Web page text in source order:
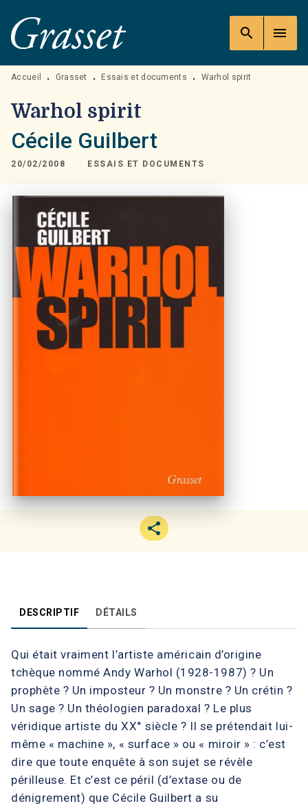
MENU RECHERCHE
PIED DE PAGE
search menu
Accueil • Grasset • Essais et documents • Warhol spirit
Warhol spirit
Cécile Guilbert
20/02/2008 ESSAIS ET DOCUMENTS
DESCRIPTIF DÉTAILS
Qui était vraiment l’artiste américain d’origine
tchèque nommé Andy Warhol (1928-1987) ? Un
prophète ? Un imposteur ? Un monstre ? Un crétin ?
Un sage ? Un théologien paradoxal ? Le plus
véridique artiste du XX° siècle ? Il se prétendait lui-
même « machine », « surface » ou « miroir » : c’est
dire que toute enquête à son sujet se révèle
périlleuse. Et c’est ce péril (d’extase ou de
dénigrement) que Cécile Guilbert a su